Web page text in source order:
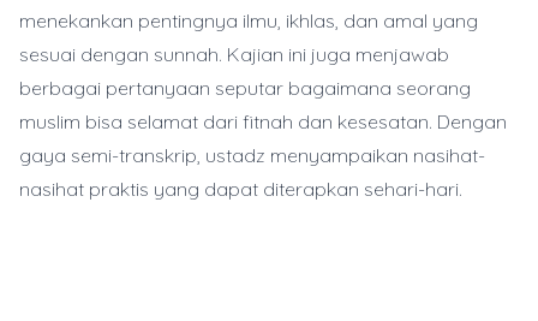
menekankan pentingnya ilmu, ikhlas, dan amal yang
sesuai dengan sunnah. Kajian ini juga menjawab
berbagai pertanyaan seputar bagaimana seorang
muslim bisa selamat dari fitnah dan kesesatan. Dengan
gaya semi-transkrip, ustadz menyampaikan nasihat-
nasihat praktis yang dapat diterapkan sehari-hari.